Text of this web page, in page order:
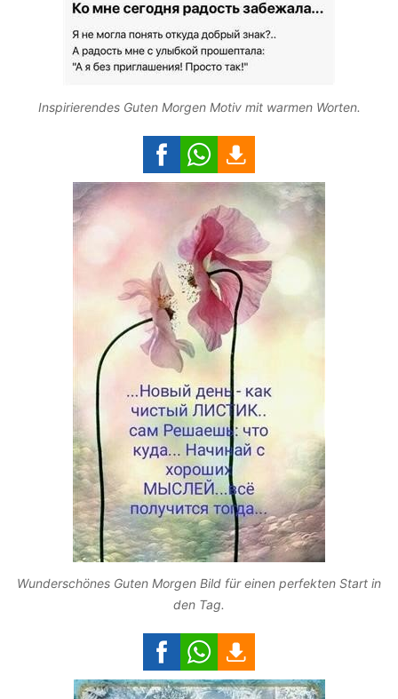
Inspirierendes Guten Morgen Motiv mit warmen Worten.
Wunderschönes Guten Morgen Bild für einen perfekten Start in
den Tag.